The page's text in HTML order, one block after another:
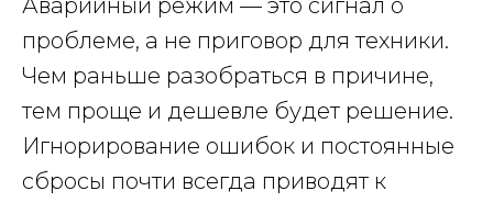
Аварийный режим — это сигнал о
проблеме, а не приговор для техники.
Чем раньше разобраться в причине,
тем проще и дешевле будет решение.
Игнорирование ошибок и постоянные
сбросы почти всегда приводят к